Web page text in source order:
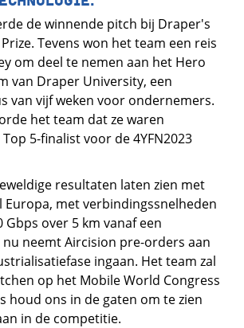
de winnende pitch bij Draper's
Tevens won het team een reis
om deel te nemen aan het Hero
van Draper University, een
van vijf weken voor ondernemers.
het team dat ze waren
5-finalist voor de 4YFN2023
resultaten laten zien met
Europa, met verbindingssnelheden
Gbps over 5 km vanaf een
nu neemt Aircision pre-orders aan
ingaan. Het team zal
op het Mobile World Congress
houd ons in de gaten om te zien
in de competitie.